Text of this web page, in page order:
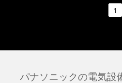
1
パナソニックの電気設